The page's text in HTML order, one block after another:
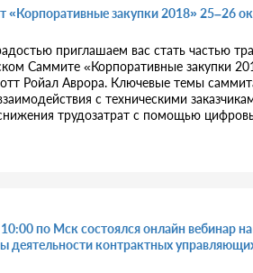
«Корпоративные закупки 2018» 25–26
приглашаем вас стать частью
Саммите «Корпоративные закупки
Ройал Аврора. Ключевые темы
с техническими
трудозатрат с помощью
10:00 по Мск состоялся онлайн вебинар
деятельности контрактных